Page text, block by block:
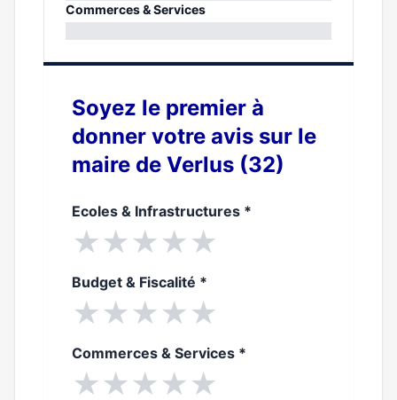
0%
Commerces & Services
Soyez le premier à
donner votre avis sur le
maire de Verlus (32)
Ecoles & Infrastructures *
★★★★★
Budget & Fiscalité *
★★★★★
Commerces & Services *
★★★★★